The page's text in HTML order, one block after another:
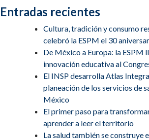
Entradas recientes
Cultura, tradición y consumo
celebró la ESPM el 30
De México a Europa: la ESPM
innovación educativa al
El INSP desarrolla Atlas
planeación de los servicios de
México
El primer paso para
aprender a leer el territorio
La salud también se construye